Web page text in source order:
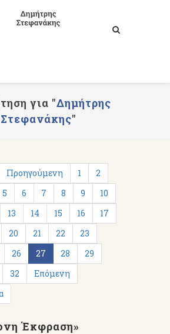
για "Δημήτρης
Στεφανάκης"
Προηγούμενη 1
2
5 6 7 8 9
10
13 14 15 16
17
20 21 22
23
26 27 28
29
32
Επόμενη
Έκφραση»